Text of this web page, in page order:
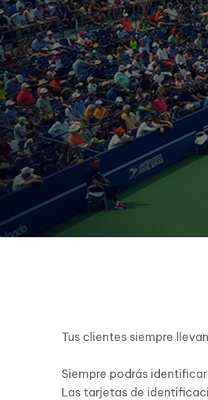
Tus clientes siempre
Siempre podrás
Las tarjetas de